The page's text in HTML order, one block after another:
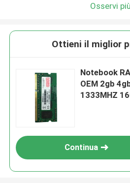
Osservi più
Ottieni il miglior
Notebook
OEM 2gb
1333MHZ
Continua